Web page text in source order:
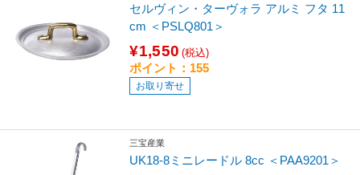
セルヴィン・ターヴォラ アルミ フタ 11
cm ＜PSLQ801＞
¥1,550 (税込)
ポイント：155
お取り寄せ
三宝産業
UK18-8ミニレードル 8cc ＜PAA9201＞